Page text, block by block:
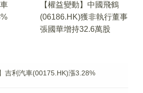
【權益變動】中國飛鶴
(06186.HK)獲非執行董事
張國華增持32.6萬股
吉利汽車(00175.HK)漲3.28%